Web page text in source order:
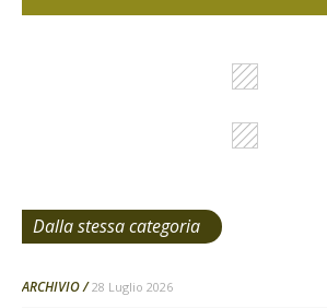
Dalla stessa categoria
ARCHIVIO 28 Luglio 2026